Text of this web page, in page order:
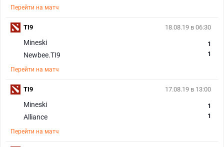
Перейти на матч
18.08.19 в 06:30
Mineski
Newbee.TI9
1
1
Перейти на матч
TI9
17.08.19 в 13:00
Mineski
Alliance
1
1
Перейти на матч
TI9